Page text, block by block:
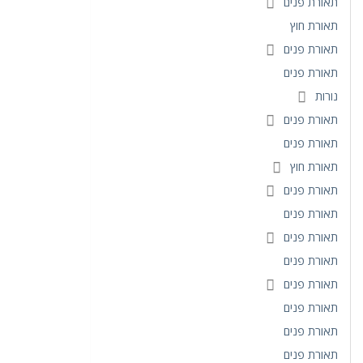
תאורת חוץ
תאורת פנים
תאורת פנים
נורות
תאורת פנים
תאורת פנים
תאורת חוץ
תאורת פנים
תאורת פנים
תאורת פנים
תאורת פנים
תאורת פנים
תאורת פנים
תאורת פנים
תאורת פנים